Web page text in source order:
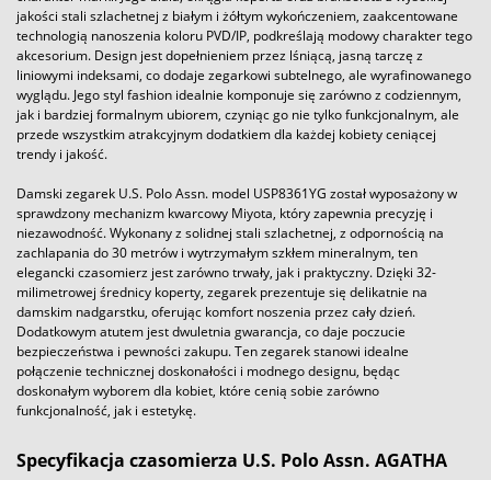
jakości stali szlachetnej z białym i żółtym wykończeniem, zaakcentowane
technologią nanoszenia koloru PVD/IP, podkreślają modowy charakter tego
akcesorium. Design jest dopełnieniem przez lśniącą, jasną tarczę z
liniowymi indeksami, co dodaje zegarkowi subtelnego, ale wyrafinowanego
wyglądu. Jego styl fashion idealnie komponuje się zarówno z codziennym,
jak i bardziej formalnym ubiorem, czyniąc go nie tylko funkcjonalnym, ale
przede wszystkim atrakcyjnym dodatkiem dla każdej kobiety ceniącej
trendy i jakość.
Damski zegarek U.S. Polo Assn. model USP8361YG został wyposażony w
sprawdzony mechanizm kwarcowy Miyota, który zapewnia precyzję i
niezawodność. Wykonany z solidnej stali szlachetnej, z odpornością na
zachlapania do 30 metrów i wytrzymałym szkłem mineralnym, ten
elegancki czasomierz jest zarówno trwały, jak i praktyczny. Dzięki 32-
milimetrowej średnicy koperty, zegarek prezentuje się delikatnie na
damskim nadgarstku, oferując komfort noszenia przez cały dzień.
Dodatkowym atutem jest dwuletnia gwarancja, co daje poczucie
bezpieczeństwa i pewności zakupu. Ten zegarek stanowi idealne
połączenie technicznej doskonałości i modnego designu, będąc
doskonałym wyborem dla kobiet, które cenią sobie zarówno
funkcjonalność, jak i estetykę.
Specyfikacja czasomierza U.S. Polo Assn. AGATHA